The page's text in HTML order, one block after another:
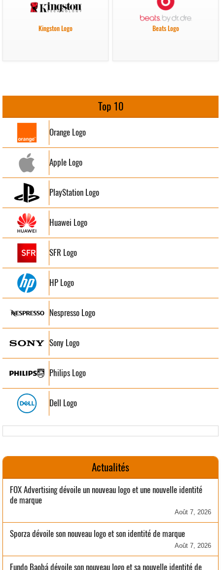
Kingston Logo Beats Logo
Top 10
Orange Logo
Apple Logo
PlayStation Logo
Huawei Logo
SFR Logo
HP Logo
Nespresso Logo
Sony Logo
Philips Logo
Dell Logo
Actualités
FOX Advertising dévoile un nouveau logo et une nouvelle identité
de marque
Août 7, 2026
Sporza dévoile son nouveau logo et son identité de marque
Août 7, 2026
Fundo Baobá dévoile son nouveau logo et sa nouvelle identité de